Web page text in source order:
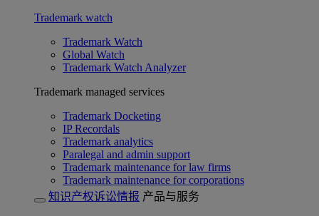
Trademark watch
Trademark Watch
Global Watch
Trademark Watch Analyzer
Trademark managed services
Trademark Docketing
IP Recordals
Trademark analytics
Paralegal and admin support
Trademark maintenance for law firms
Trademark maintenance for corporations
知识产权诉讼情报 产品与服务